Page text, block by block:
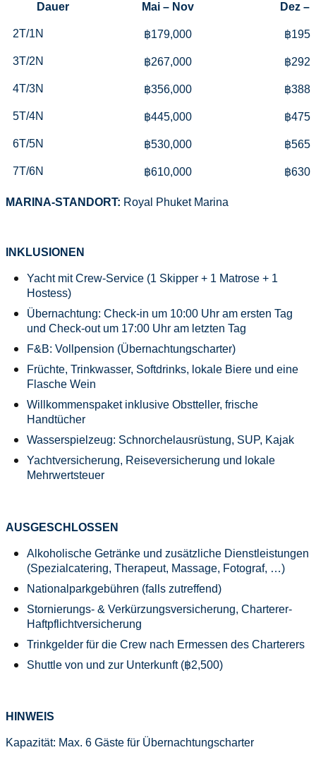
Dauer Mai – Nov Dez –
2T/1N ฿179,000 ฿
3T/2N ฿267,000 ฿
4T/3N ฿356,000 ฿
5T/4N ฿445,000 ฿
6T/5N ฿530,000 ฿
7T/6N ฿610,000 ฿
MARINA-STANDORT: Royal Phuket Marina
INKLUSIONEN
Yacht mit Crew-Service (1 Skipper + 1 Matrose + 1
Hostess)
Übernachtung: Check-in um 10:00 Uhr am ersten Tag
und Check-out um 17:00 Uhr am letzten Tag
F&B: Vollpension (Übernachtungscharter)
Früchte, Trinkwasser, Softdrinks, lokale Biere und eine
Flasche Wein
Willkommenspaket inklusive Obstteller, frische
Handtücher
Wasserspielzeug: Schnorchelausrüstung, SUP, Kajak
Yachtversicherung, Reiseversicherung und lokale
Mehrwertsteuer
AUSGESCHLOSSEN
Alkoholische Getränke und zusätzliche Dienstleistungen
(Spezialcatering, Therapeut, Massage, Fotograf, …)
Nationalparkgebühren (falls zutreffend)
Stornierungs- & Verkürzungsversicherung, Charterer-
Haftpflichtversicherung
Trinkgelder für die Crew nach Ermessen des Charterers
Shuttle von und zur Unterkunft (฿2,500)
HINWEIS
Kapazität: Max. 6 Gäste für Übernachtungscharter